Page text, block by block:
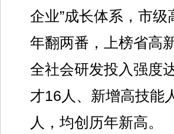
企业”成长体系，市
年翻两番，上榜省高
全社会研发投入强度
才16人、新增高技能
人，均创历年新高。